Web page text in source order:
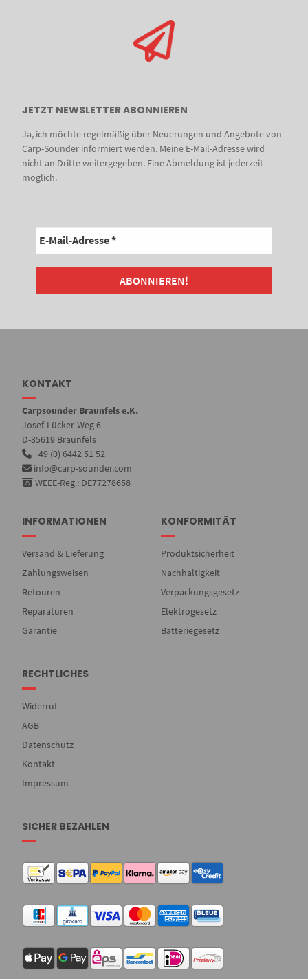
JETZT NEWSLETTER ABONNIEREN
Ja, ich möchte regelmäßig über Neuerungen und Angebote von
Carp-Sounder informiert werden. Meine E-Mail-Adresse wird
nicht an Dritte weitergegeben. Eine Abmeldung ist jederzeit
möglich.
KONTAKT
Carpsounder Braunfels e.K.
Josef-Lücker-Weg 6
D-35619 Braunfels
+49 (0) 6442 51 52
info@carp-sounder.com
WEEE-Reg.: DE77278658
INFORMATIONEN
Versand & Lieferung
Zahlungsweisen
Retouren
Reparaturen
Garantie
KONFORMITÄT
Produktsicherheit
Nachhaltigkeit
Verpackungsgesetz
Elektrogesetz
Batteriegesetz
RECHTLICHES
Widerruf
AGB
Datenschutz
Kontakt
Impressum
SICHER BEZAHLEN